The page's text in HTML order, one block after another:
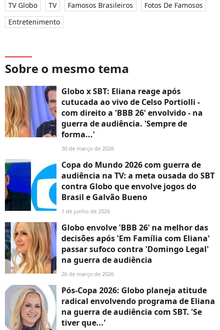
TV Globo TV Famosos Brasileiros
Fotos De Famosos
Entretenimento
Sobre o mesmo tema
Globo x SBT: Eliana reage após
cutucada ao vivo de Celso Portiolli -
com direito a 'BBB 26' envolvido - na
guerra de audiência. 'Sempre de
forma...'
30 de março de 2026
Copa do Mundo 2026 com guerra de
audiência na TV: a meta ousada do SBT
contra Globo que envolve jogos do
Brasil e Galvão Bueno
1 de junho de 2026
Globo envolve 'BBB 26' na melhor das
decisões após 'Em Família com Eliana'
passar sufoco contra 'Domingo Legal'
na guerra de audiência
26 de março de 2026
Pós-Copa 2026: Globo planeja atitude
radical envolvendo programa de Eliana
na guerra de audiência com SBT. 'Se
tiver que...'